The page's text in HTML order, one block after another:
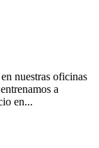
nuestras oficinas
a
en...